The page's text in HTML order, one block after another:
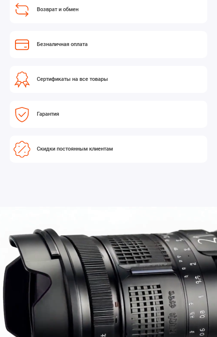
Возврат и обмен
Безналичная оплата
Сертификаты на все товары
Гарантия
Скидки постоянным клиентам